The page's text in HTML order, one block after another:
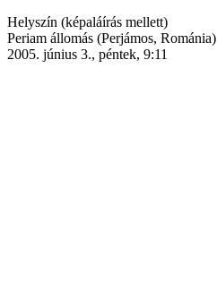
Helyszín (képaláírás mellett)
Periam állomás (Perjámos, Románia)
2005. június 3., péntek, 9:11